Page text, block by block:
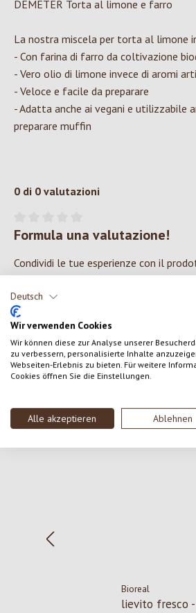
Deutsch
Wir verwenden Cookies
Wir können diese zur Analyse unserer
zu verbessern, personalisierte Inhalte
Webseiten-Erlebnis zu bieten. Für weitere
Cookies öffnen Sie die Einstellungen.
Alle akzeptieren Ablehnen
DEMETER Torta al limone e farro
La nostra miscela per torta al limone
- Con farina di farro da coltivazione
- Vero olio di limone invece di aromi
- Veloce e facile da preparare
- Adatta anche ai vegani e utilizzabile
preparare muffin
0 di 0 valutazioni
Valutazione media di 0 su 5 stelle
Formula una valutazione!
Condividi le tue esperienze con il
Salta la galleria dei prodotti
Bioreal
lievito fresco -